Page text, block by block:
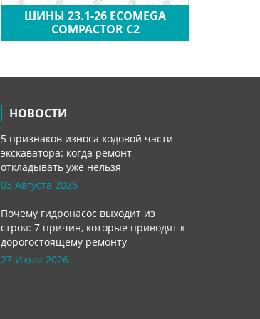
ШИНЫ 23.1-26 ECOMEGA
COMPACTOR C2
НОВОСТИ
5 признаков износа ходовой части
экскаватора: когда ремонт
откладывать уже нельзя
03 Августа 2026
Почему гидронасос выходит из
строя: 7 причин, которые приводят к
дорогостоящему ремонту
27 Июля 2026